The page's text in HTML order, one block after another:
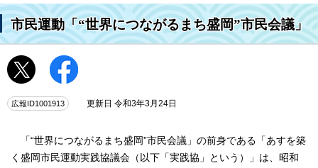
市民運動「“世界につながるまち盛岡”市民会議」
広報ID1001913 更新日 令和3年3月24日
「“世界につながるまち盛岡”市民会議」の前身である「あすを築
く盛岡市民運動実践協議会（以下「実践協」という）」は、昭和